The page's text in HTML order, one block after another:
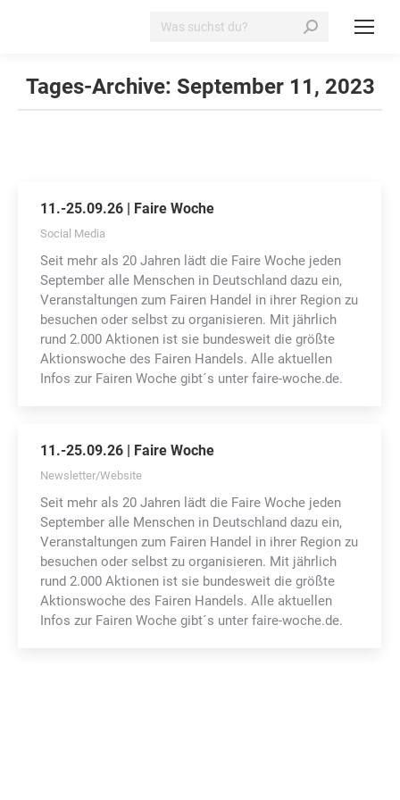
Search:
Tages-Archive: September 11, 2023
11.-25.09.26 | Faire Woche
Social Media
Seit mehr als 20 Jahren lädt die Faire Woche jeden
September alle Menschen in Deutschland dazu ein,
Veranstaltungen zum Fairen Handel in ihrer Region zu
besuchen oder selbst zu organisieren. Mit jährlich
rund 2.000 Aktionen ist sie bundesweit die größte
Aktionswoche des Fairen Handels. Alle aktuellen
Infos zur Fairen Woche gibt´s unter faire-woche.de.
11.-25.09.26 | Faire Woche
Newsletter/Website
Seit mehr als 20 Jahren lädt die Faire Woche jeden
September alle Menschen in Deutschland dazu ein,
Veranstaltungen zum Fairen Handel in ihrer Region zu
besuchen oder selbst zu organisieren. Mit jährlich
rund 2.000 Aktionen ist sie bundesweit die größte
Aktionswoche des Fairen Handels. Alle aktuellen
Infos zur Fairen Woche gibt´s unter faire-woche.de.